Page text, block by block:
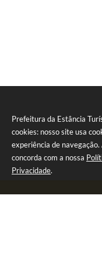
Prefeitura da Estância
cookies: nosso site usa
experiência de
concorda com a nossa
Privacidade.